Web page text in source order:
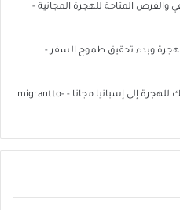
والفرص المتاحة للهجرة المجانية -
وبدء تحقيق طموح السفر -
العمل التطوعي في إسبانيا: فرصتك للهجرة إلى إسبانيا مجانا - migrantto-